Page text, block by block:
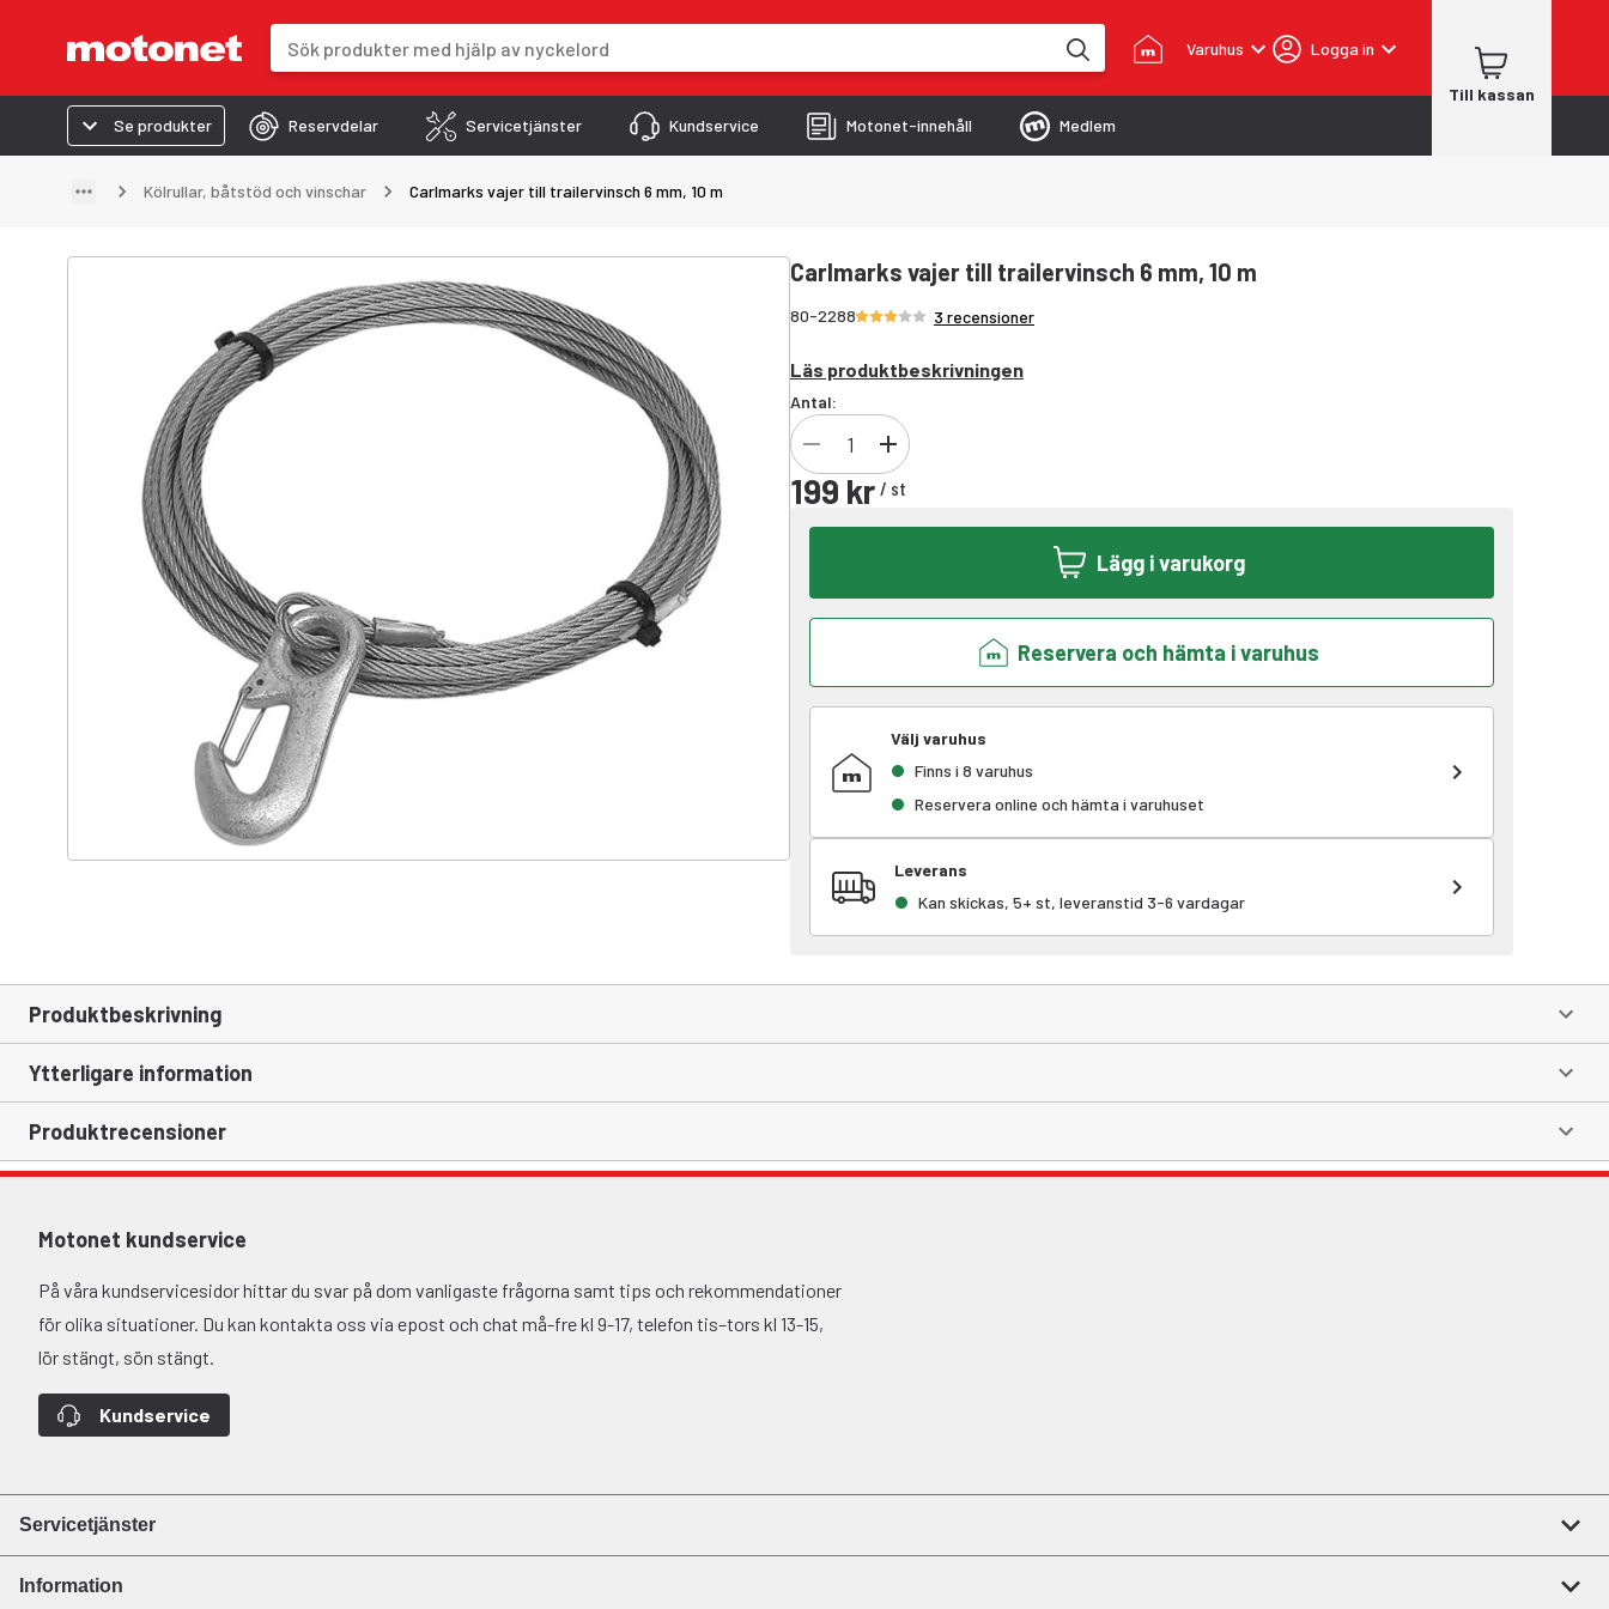
Varuhus Logga in
Till kassan
Se produkter
Reservdelar Servicetjänster Kundservice Motonet-innehåll Medlem
Kölrullar, båtstöd och vinschar Carlmarks vajer till trailervinsch 6 mm, 10 m
Carlmarks vajer till trailervinsch 6 mm, 10 m
80-2288Betyg 3/5 stjärnor
3 recensioner
Läs produktbeskrivningen
Antal:
199 kr / st
Lägg i varukorg
Reservera och hämta i varuhus
Välj varuhus
Finns i 8 varuhus
Reservera online och hämta i varuhuset
Leverans
Kan skickas, 5+ st, leveranstid 3-6 vardagar
Produktbeskrivning
Ytterligare information
Produktrecensioner
Motonet kundservice
På våra kundservicesidor hittar du svar på dom vanligaste frågorna samt tips och rekommendationer
för olika situationer. Du kan kontakta oss via epost och chat må-fre kl 9-17, telefon tis–tors kl 13-15,
lör stängt, sön stängt.
Kundservice
Servicetjänster
Information